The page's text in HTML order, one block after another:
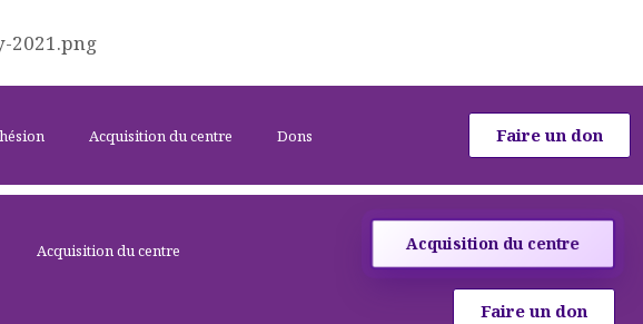
Acquisition du centre Dons Faire un don
Acquisition du centre Acquisition du centre
Faire un don
sur-Seine